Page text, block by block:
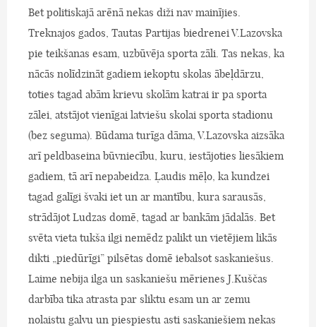
Bet politiskajā arēnā nekas diži nav mainījies.
Treknajos gados, Tautas Partijas biedrenei V.Lazovska
pie teikšanas esam, uzbūvēja sporta zāli. Tas nekas, ka
nācās nolīdzināt gadiem iekoptu skolas ābeļdārzu,
toties tagad abām krievu skolām katrai ir pa sporta
zālei, atstājot vienīgai latviešu skolai sporta stadionu
(bez seguma). Būdama turīga dāma, V.Lazovska aizsāka
arī peldbaseina būvniecību, kuru, iestājoties liesākiem
gadiem, tā arī nepabeidza. Ļaudis mēļo, ka kundzei
tagad galīgi švaki iet un ar mantību, kura sarausās,
strādājot Ludzas domē, tagad ar bankām jādalās. Bet
svēta vieta tukša ilgi nemēdz palikt un vietējiem likās
dikti „piedūrīgi” pilsētas domē iebalsot saskaniešus.
Laime nebija ilga un saskaniešu mērienes J.Kuščas
darbība tika atrasta par sliktu esam un ar zemu
nolaistu galvu un piespiestu asti saskaniešiem nekas